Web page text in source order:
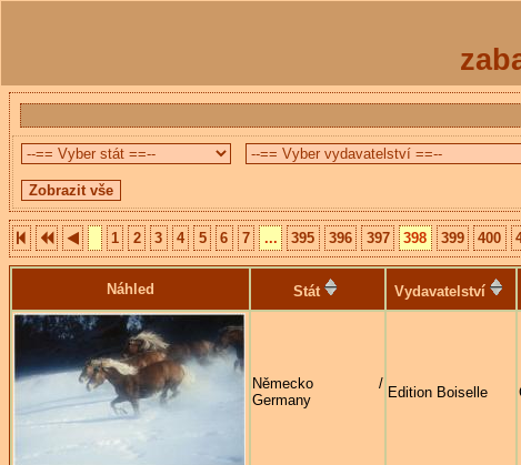
1 2 3 4 5 6 7 ... 395 396 397 398 399 400
Náhled Stát Vydavatelství
Německo /
Germany
Edition Boiselle